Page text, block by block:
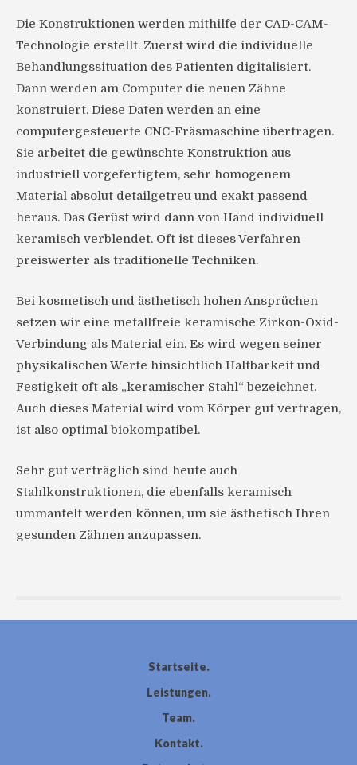
Die Konstruktionen werden mithilfe der CAD-CAM-
Technologie erstellt. Zuerst wird die individuelle
Behandlungssituation des Patienten digitalisiert.
Dann werden am Computer die neuen Zähne
konstruiert. Diese Daten werden an eine
computergesteuerte CNC-Fräsmaschine übertragen.
Sie arbeitet die gewünschte Konstruktion aus
industriell vorgefertigtem, sehr homogenem
Material absolut detailgetreu und exakt passend
heraus. Das Gerüst wird dann von Hand individuell
keramisch verblendet. Oft ist dieses Verfahren
preiswerter als traditionelle Techniken.
Bei kosmetisch und ästhetisch hohen Ansprüchen
setzen wir eine metallfreie keramische Zirkon-Oxid-
Verbindung als Material ein. Es wird wegen seiner
physikalischen Werte hinsichtlich Haltbarkeit und
Festigkeit oft als „keramischer Stahl“ bezeichnet.
Auch dieses Material wird vom Körper gut vertragen,
ist also optimal biokompatibel.
Sehr gut verträglich sind heute auch
Stahlkonstruktionen, die ebenfalls keramisch
ummantelt werden können, um sie ästhetisch Ihren
gesunden Zähnen anzupassen.
Startseite
Leistungen
Team
Kontakt